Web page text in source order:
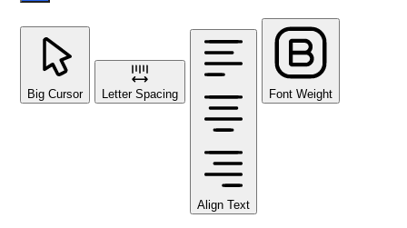
Big Cursor Letter Spacing
Align Text
Font Weight